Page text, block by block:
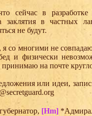
сейчас в
заклятия в частных
не будут.
я со многими не
и физически
на почте
или идеи,
[Hm]